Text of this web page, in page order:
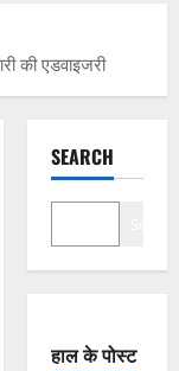
की एडवाइजरी
SEARCH
हाल के पोस्ट